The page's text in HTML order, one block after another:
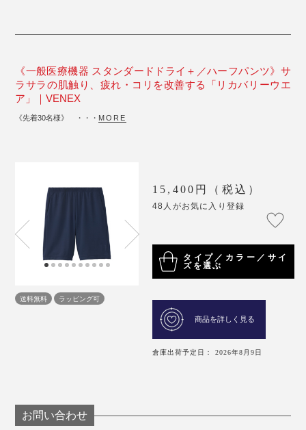
《一般医療機器 スタンダードドライ＋／ハーフパンツ》サ
ラサラの肌触り、疲れ・コリを改善する「リカバリーウエ
ア」｜VENEX
《先着30名様》 ・・・ MORE
送料無料 ラッピング可
15,400円（税込）
48人がお気に入り登録
タイプ／カラー／サイ
ズを選ぶ
商品を詳しく見る
倉庫出荷予定日： 2026年8月9日
お問い合わせ